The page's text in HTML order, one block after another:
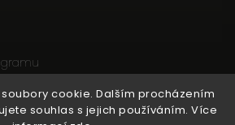
cookie. Dalším procházením
souhlas s jejich používáním. Více
Wine Shop. Všechna práva